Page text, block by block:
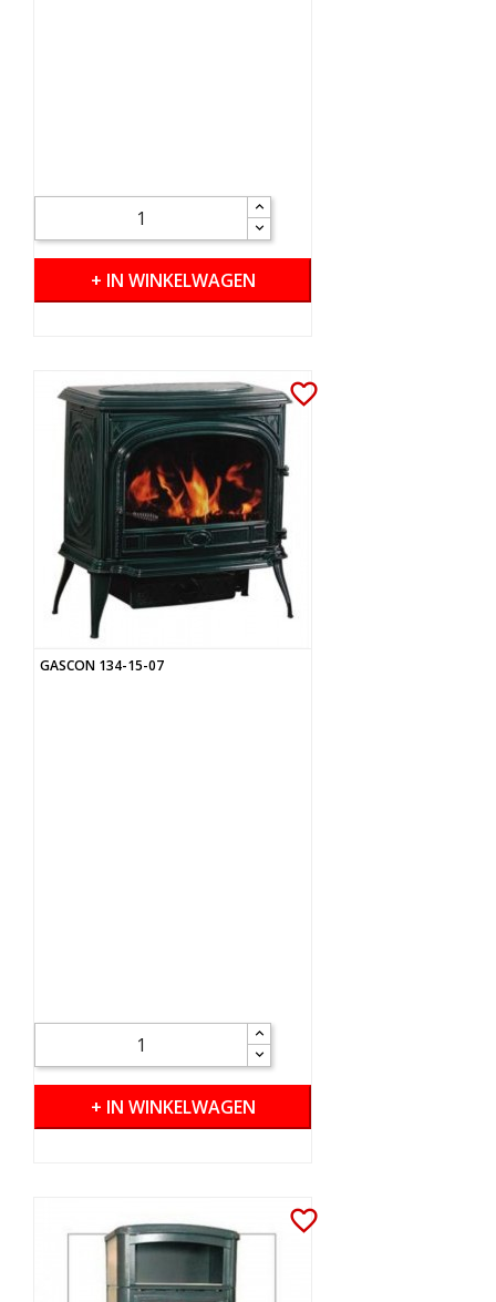
+ IN WINKELWAGEN
favorite_border
GASCON 134-15-07
+ IN WINKELWAGEN
favorite_border